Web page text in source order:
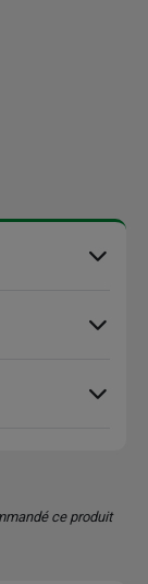
ce produit